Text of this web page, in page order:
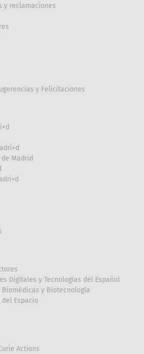
y reclamaciones
y Felicitaciones
de Madrid
Digitales y Tecnologías del Español
Biomédicas y Biotecnología
del Espacio
Actions